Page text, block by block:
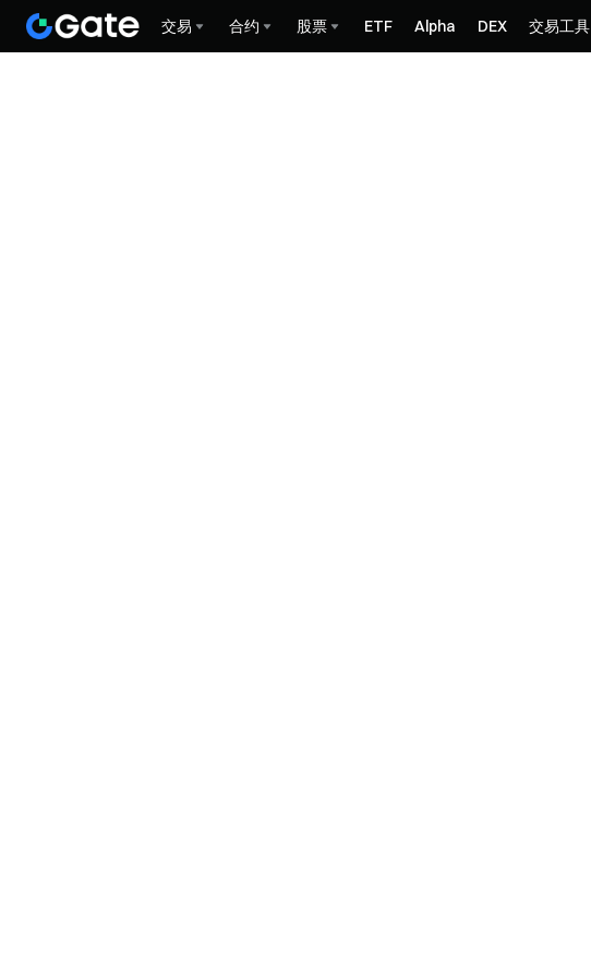
交易 合约 股票 ETF Alpha DEX 交易工具